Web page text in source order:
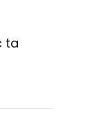
ta